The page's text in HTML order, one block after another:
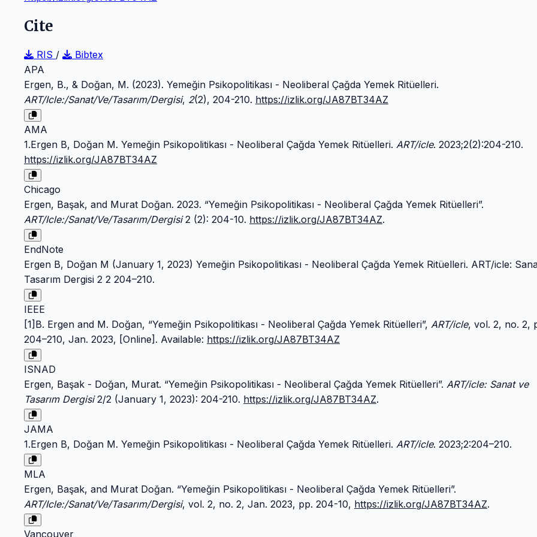
Cite
RIS /
Bibtex
APA
Ergen, B., & Doğan, M. (2023). Yemeğin Psikopolitikası - Neoliberal Çağda Yemek Ritüelleri.
ART/Icle:/Sanat/Ve/Tasarım/Dergisi, 2(2), 204-210. https://izlik.org/JA87BT34AZ
AMA
1.Ergen B, Doğan M. Yemeğin Psikopolitikası - Neoliberal Çağda Yemek Ritüelleri. ART/icle. 2023;2(2):204-210.
https://izlik.org/JA87BT34AZ
Chicago
Ergen, Başak, and Murat Doğan. 2023. “Yemeğin Psikopolitikası - Neoliberal Çağda Yemek Ritüelleri”.
ART/Icle:/Sanat/Ve/Tasarım/Dergisi2 (2): 204-10. https://izlik.org/JA87BT34AZ.
EndNote
Ergen B, Doğan M (January 1, 2023) Yemeğin Psikopolitikası - Neoliberal Çağda Yemek Ritüelleri. ART/icle:
Tasarım Dergisi 2 2 204–210.
IEEE
[1]B. Ergen and M. Doğan, “Yemeğin Psikopolitikası - Neoliberal Çağda Yemek Ritüelleri”, ART/icle, vol. 2, no. 2,
204–210, Jan. 2023, [Online]. Available: https://izlik.org/JA87BT34AZ
ISNAD
Ergen, Başak - Doğan, Murat. “Yemeğin Psikopolitikası - Neoliberal Çağda Yemek Ritüelleri”. ART/icle: Sanat ve
Tasarım Dergisi2/2 (January 1, 2023): 204-210. https://izlik.org/JA87BT34AZ.
JAMA
1.Ergen B, Doğan M. Yemeğin Psikopolitikası - Neoliberal Çağda Yemek Ritüelleri. ART/icle. 2023;2:204–210.
MLA
Ergen, Başak, and Murat Doğan. “Yemeğin Psikopolitikası - Neoliberal Çağda Yemek Ritüelleri”.
ART/Icle:/Sanat/Ve/Tasarım/Dergisi, vol. 2, no. 2, Jan. 2023, pp. 204-10, https://izlik.org/JA87BT34AZ.
Vancouver